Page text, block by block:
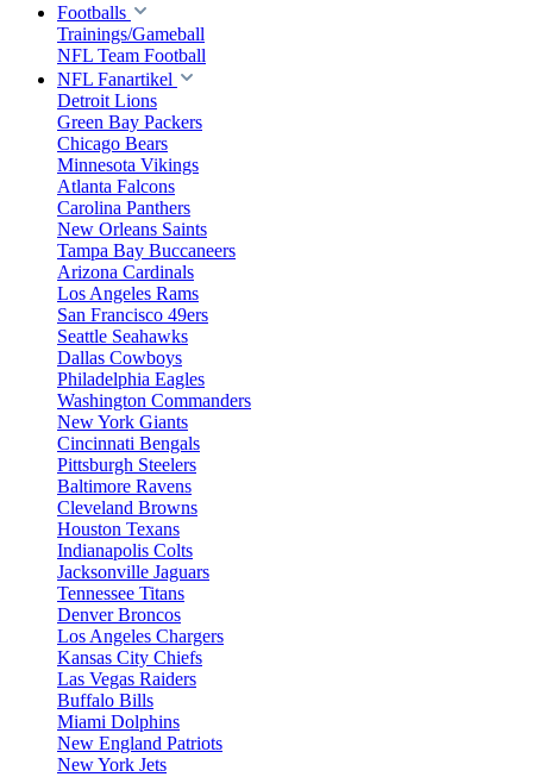
Footballs
Trainings/Gameball
NFL Team Football
NFL Fanartikel
Detroit Lions
Green Bay Packers
Chicago Bears
Minnesota Vikings
Atlanta Falcons
Carolina Panthers
New Orleans Saints
Tampa Bay Buccaneers
Arizona Cardinals
Los Angeles Rams
San Francisco 49ers
Seattle Seahawks
Dallas Cowboys
Philadelphia Eagles
Washington Commanders
New York Giants
Cincinnati Bengals
Pittsburgh Steelers
Baltimore Ravens
Cleveland Browns
Houston Texans
Indianapolis Colts
Jacksonville Jaguars
Tennessee Titans
Denver Broncos
Los Angeles Chargers
Kansas City Chiefs
Las Vegas Raiders
Buffalo Bills
Miami Dolphins
New England Patriots
New York Jets